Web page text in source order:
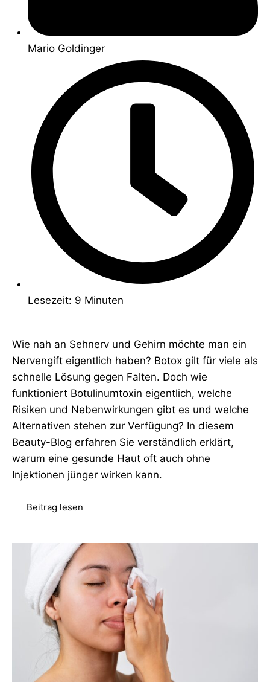
Mario Goldinger
Lesezeit: 9 Minuten
Wie nah an Sehnerv und Gehirn möchte man ein
Nervengift eigentlich haben? Botox gilt für viele als
schnelle Lösung gegen Falten. Doch wie
funktioniert Botulinumtoxin eigentlich, welche
Risiken und Nebenwirkungen gibt es und welche
Alternativen stehen zur Verfügung? In diesem
Beauty-Blog erfahren Sie verständlich erklärt,
warum eine gesunde Haut oft auch ohne
Injektionen jünger wirken kann.
Beitrag lesen